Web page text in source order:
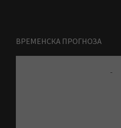
ВРЕМЕНСКА ПРОГНОЗА
-